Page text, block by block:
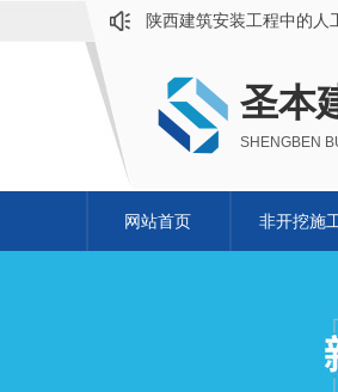
陕西建筑安装工程中的人
圣本建筑向您分享机械
陕西定向钻施工在地下
圣本
SHENGBEN
网站首页 非开挖施
定向钻施工